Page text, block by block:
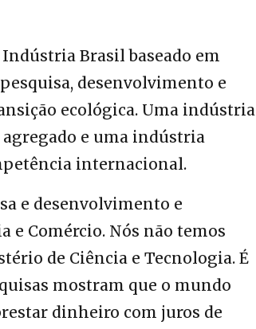
Brasil baseado em
desenvolvimento e
ecológica. Uma indústria
e uma indústria
internacional.
e desenvolvimento e
Comércio. Nós não temos
de Ciência e Tecnologia. É
mostram que o mundo
dinheiro com juros de